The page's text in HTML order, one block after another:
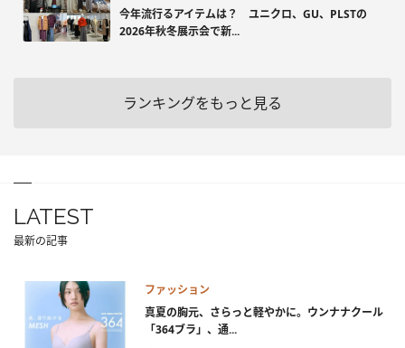
今年流行るアイテムは？ ユニクロ、GU、PLSTの
2026年秋冬展示会で新...
ランキングをもっと見る
LATEST
最新の記事
ファッション
真夏の胸元、さらっと軽やかに。ウンナナクール
「364ブラ」、通...